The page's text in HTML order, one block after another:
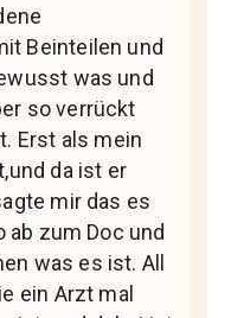
Beinteilen und
was und
so verrückt
Erst als mein
da ist er
mir das es
ab zum Doc und
was es ist. All
ein Arzt mal